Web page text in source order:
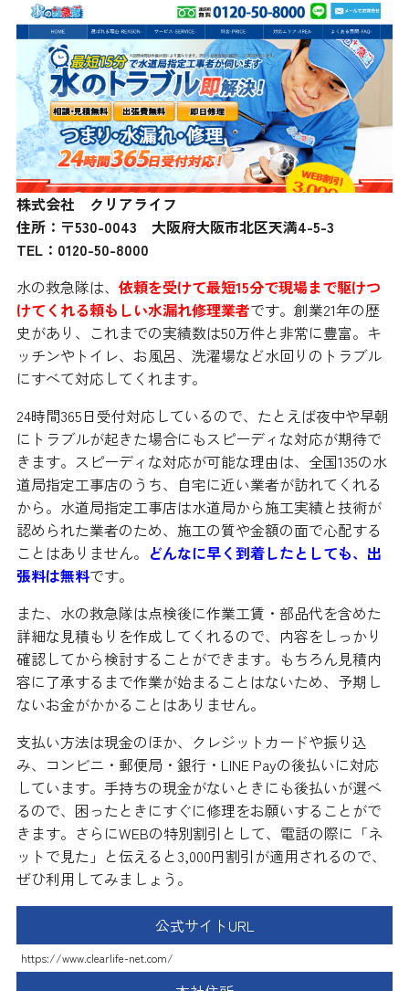
株式会社 クリアライフ
住所：〒530-0043 大阪府大阪市北区天満4-5-3
TEL：0120-50-8000
水の救急隊は、依頼を受けて最短15分で現場まで駆けつ
けてくれる頼もしい水漏れ修理業者です。創業21年の歴
史があり、これまでの実績数は50万件と非常に豊富。キ
ッチンやトイレ、お風呂、洗濯場など水回りのトラブル
にすべて対応してくれます。
24時間365日受付対応しているので、たとえば夜中や早朝
にトラブルが起きた場合にもスピーディな対応が期待で
きます。スピーディな対応が可能な理由は、全国135の水
道局指定工事店のうち、自宅に近い業者が訪れてくれる
から。水道局指定工事店は水道局から施工実績と技術が
認められた業者のため、施工の質や金額の面で心配する
ことはありません。 どんなに早く到着したとしても、出
張料は無料です。
また、水の救急隊は点検後に作業工賃・部品代を含めた
詳細な見積もりを作成してくれるので、内容をしっかり
確認してから検討することができます。もちろん見積内
容に了承するまで作業が始まることはないため、予期し
ないお金がかかることはありません。
支払い方法は現金のほか、クレジットカードや振り込
み、コンビニ・郵便局・銀行・LINE Payの後払いに対応
しています。手持ちの現金がないときにも後払いが選べ
るので、困ったときにすぐに修理をお願いすることがで
きます。さらにWEBの特別割引として、電話の際に「ネ
ットで見た」と伝えると3,000円割引が適用されるので、
ぜひ利用してみましょう。
公式サイトURL
https://www.clearlife-net.com/